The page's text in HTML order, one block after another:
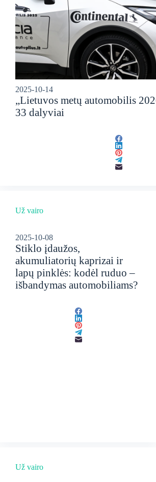
2025-10-14
„Lietuvos metų automobilis
33 dalyviai
Už vairo
2025-10-08
Stiklo įdaužos,
akumuliatorių kaprizai ir
lapų pinklės: kodėl ruduo –
išbandymas automobiliams?
Už vairo